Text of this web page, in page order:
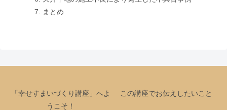
まとめ
「幸せすまいづくり講座」へよ
うこそ！
この講座でお伝えしたいこと